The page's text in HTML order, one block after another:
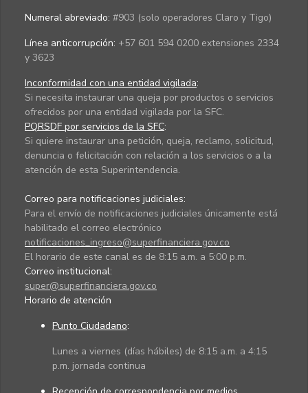
Numeral abreviado: #903 (solo operadores Claro y Tigo)
Línea anticorrupción: +57 601 594 0200 extensiones 2334
y 3623
Inconformidad con una entidad vigilada:
Si necesita instaurar una queja por productos o servicios
ofrecidos por una entidad vigilada por la SFC.
PQRSDF por servicios de la SFC:
Si quiere instaurar una petición, queja, reclamo, solicitud,
denuncia o felicitación con relación a los servicios o a la
atención de esta Superintendencia.
Correo para notificaciones judiciales:
Para el envío de notificaciones judiciales únicamente está
habilitado el correo electrónico
notificaciones_ingreso@superfinanciera.gov.co
El horario de este canal es de 8:15 a.m. a 5:00 p.m.
Correo institucional:
super@superfinanciera.gov.co
Horario de atención
Punto Ciudadano:
Lunes a viernes (días hábiles) de 8:15 a.m. a 4:15
p.m. jornada continua